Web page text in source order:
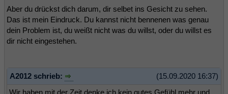
Aber du drückst dich darum, dir selbet ins Gesicht zu sehen.
Das ist mein Eindruck. Du kannst nicht bennenen was genau
dein Problem ist, du weißt nicht was du willst, oder du willst es
dir nicht eingestehen.
(15.09.2020 16:37)
A2012 schrieb: